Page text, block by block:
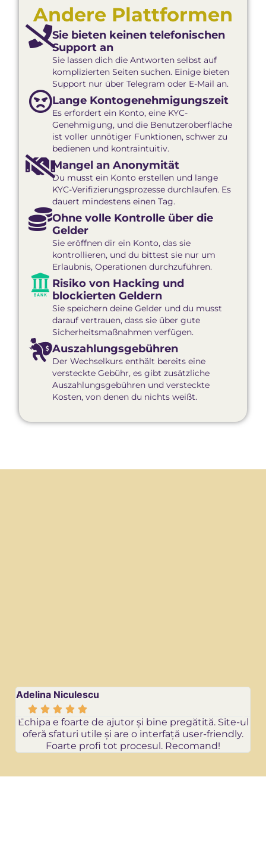
Andere Plattformen
Sie bieten keinen telefonischen
Support an
Sie lassen dich die Antworten selbst auf
komplizierten Seiten suchen. Einige bieten
Support nur über Telegram oder E-Mail an.
Lange Konto­genehmigungszeit
Es erfordert ein Konto, eine KYC-
Genehmigung, und die Benutzeroberfläche
ist voller unnötiger Funktionen, schwer zu
bedienen und kontraintuitiv.
Mangel an Anonymität
Du musst ein Konto erstellen und lange
KYC-Verifizierungsprozesse durchlaufen. Es
dauert mindestens einen Tag.
Ohne volle Kontrolle über die
Gelder
Sie eröffnen dir ein Konto, das sie
kontrollieren, und du bittest sie nur um
Erlaubnis, Operationen durchzuführen.
Risiko von Hacking und
blockierten Geldern
Sie speichern deine Gelder und du musst
darauf vertrauen, dass sie über gute
Sicherheitsmaßnahmen verfügen.
Auszahlungsgebühren
Der Wechselkurs enthält bereits eine
versteckte Gebühr, es gibt zusätzliche
Auszahlungsgebühren und versteckte
Kosten, von denen du nichts weißt.
Adelina Niculescu
    
Echipa e foarte de ajutor și bine pregătită. Site-ul
oferă sfaturi utile și are o interfață user-friendly.
Foarte profi tot procesul. Recomand!